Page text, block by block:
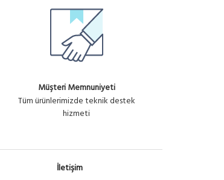
Müşteri Memnuniyeti
Tüm ürünlerimizde teknik destek
hizmeti
İletişim